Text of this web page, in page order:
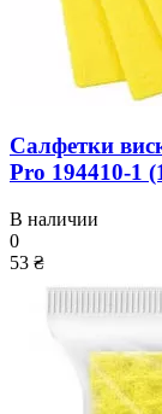
Салфетки
Pro 194410-1
В наличии
0
53 ₴